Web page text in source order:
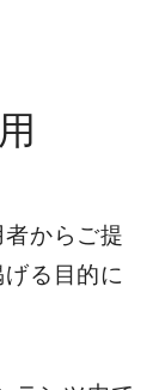
からご提
る目的に